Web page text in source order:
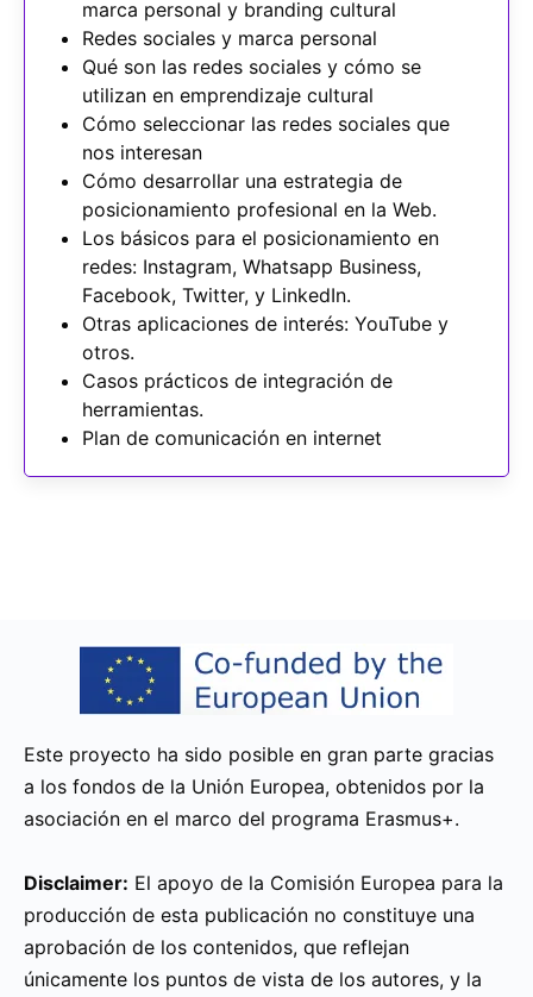
marca personal y branding cultural
Redes sociales y marca personal
Qué son las redes sociales y cómo se
utilizan en emprendizaje cultural
Cómo seleccionar las redes sociales que
nos interesan
Cómo desarrollar una estrategia de
posicionamiento profesional en la Web.
Los básicos para el posicionamiento en
redes: Instagram, Whatsapp Business,
Facebook, Twitter, y LinkedIn.
Otras aplicaciones de interés: YouTube y
otros.
Casos prácticos de integración de
herramientas.
Plan de comunicación en internet
Este proyecto ha sido posible en gran parte gracias
a los fondos de la Unión Europea, obtenidos por la
asociación en el marco del programa Erasmus+.
Disclaimer: El apoyo de la Comisión Europea para la
producción de esta publicación no constituye una
aprobación de los contenidos, que reflejan
únicamente los puntos de vista de los autores, y la